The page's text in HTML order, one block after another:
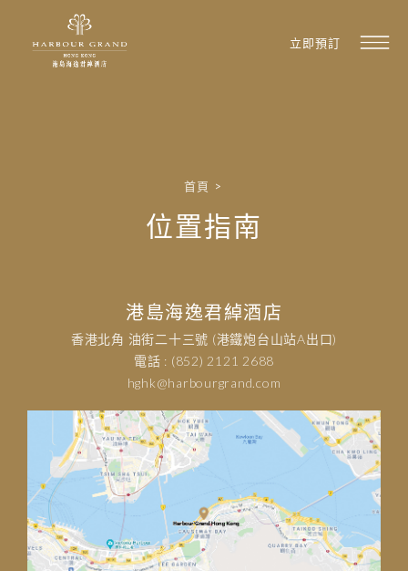
立即預訂
1
1 0
首頁 >
位置指南
港島海逸君綽酒店
香港北角 油街二十三號 (港鐵炮台山站A出口)
電話 : (852) 2121 2688
hghk@harbourgrand.com